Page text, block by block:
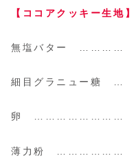
【ココアクッキー生地】
無塩バター …………
細目グラニュー糖 …
卵 ……………………
薄力粉 ………………